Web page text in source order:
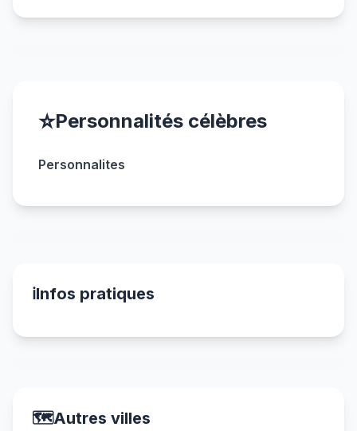
⭐Personnalités célèbres
Personnalites
ℹ️Infos pratiques
🗺️Autres villes